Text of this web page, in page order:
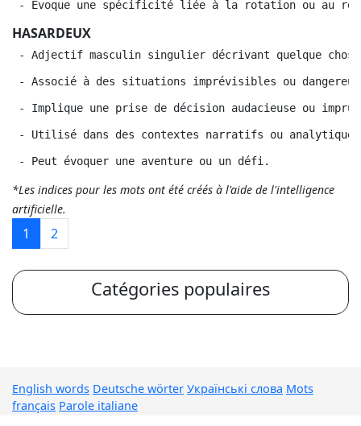
- Évoque une spécificité liée à la rotation ou au
HASARDEUX
- Adjectif masculin singulier décrivant quelque
- Associé à des situations imprévisibles ou
- Implique une prise de décision audacieuse ou
- Utilisé dans des contextes narratifs ou
- Peut évoquer une aventure ou un défi.
*Les indices pour les mots ont été créés à l'aide de l'intelligence
artificielle.
1 2
Catégories populaires
English words Deutsche wörter Українські слова Mots
français Parole italiane